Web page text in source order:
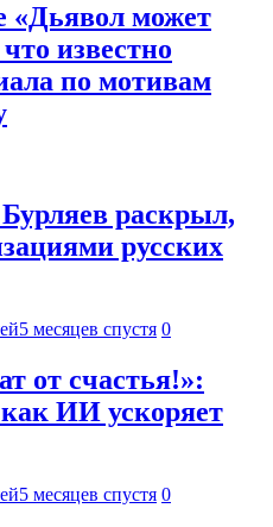
«Дьявол может
известно
по мотивам
раскрыл,
русских
5 месяцев спустя 0
от счастья!»:
ИИ ускоряет
5 месяцев спустя 0